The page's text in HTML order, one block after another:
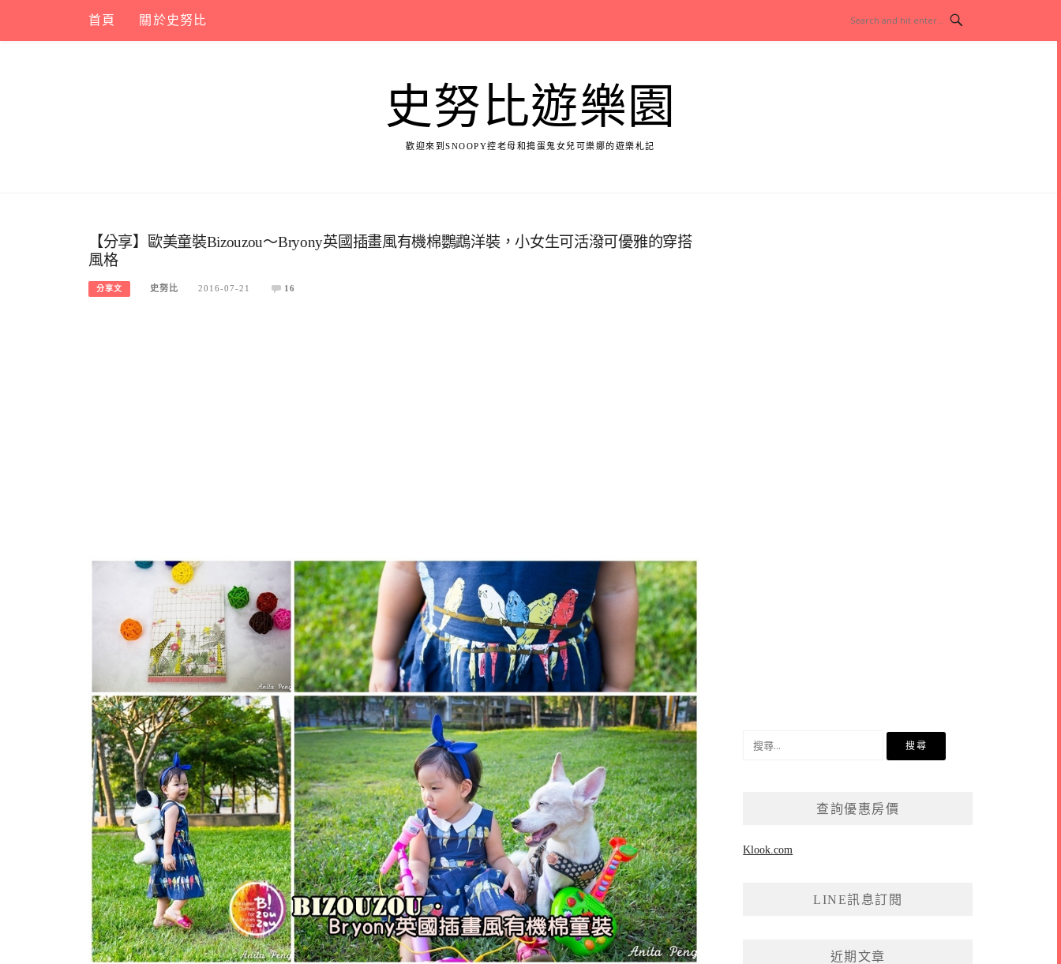
content
首頁 關於史努比
史努比遊樂園
歡迎來到SNOOPY控老母和搗蛋鬼女兒可樂娜的遊樂札記
【分享】歐美童裝Bizouzou～Bryony英國插畫風有機棉鸚鵡洋裝，小女生可活潑可優雅的穿搭
風格
分享文 史努比 2016-07-21 16
查詢優惠房價
Klook.com
LINE訊息訂閱
近期文章